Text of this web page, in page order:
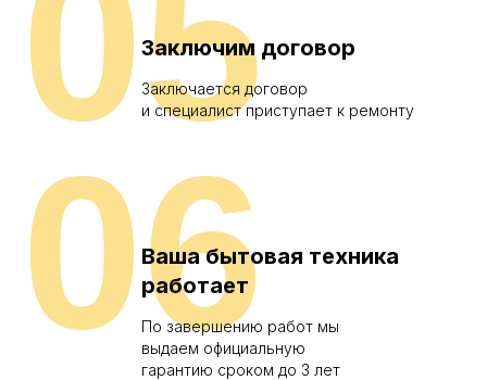
Заключим договор
Заключается договор
и специалист приступает к ремонту
Ваша бытовая техника
работает
По завершению работ мы
выдаем официальную
гарантию сроком до 3 лет
06